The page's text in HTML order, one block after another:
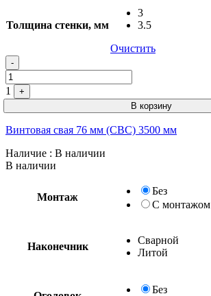
Толщина стенки, мм
3
3.5
Очистить
-
1
+
В корзину
Винтовая свая 76 мм (СВС) 3500 мм
Наличие : В наличии
В наличии
Монтаж
Без
С монтажом
Наконечник
Сварной
Без